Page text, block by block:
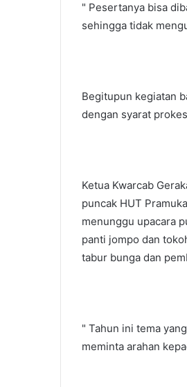
" Pesertanya bisa
sehingga tidak
Begitupun kegiatan
dengan syarat
Ketua Kwarcab
puncak HUT
menunggu upacara
panti jompo dan
tabur bunga dan
" Tahun ini tema
meminta arahan